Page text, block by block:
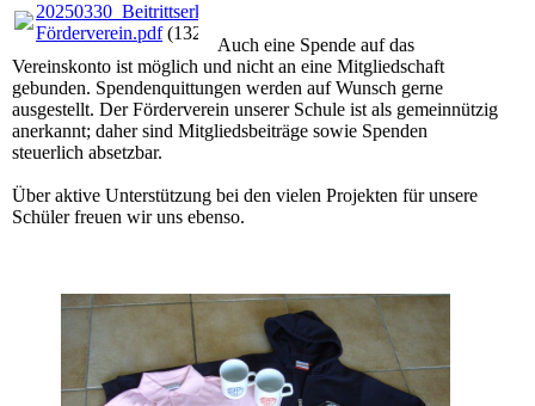
20250330_Beitrittserklärung
Förderverein.pdf(132.96KB)
Auch eine Spende auf das
Vereinskonto ist möglich und nicht an eine Mitgliedschaft
gebunden. Spendenquittungen werden auf Wunsch gerne
ausgestellt. Der Förderverein unserer Schule ist als gemeinnützig
anerkannt; daher sind Mitgliedsbeiträge sowie Spenden
steuerlich absetzbar.
Über aktive Unterstützung bei den vielen Projekten für unsere
Schüler freuen wir uns ebenso.